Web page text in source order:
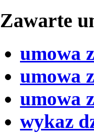
Zawarte
umowa
umowa
umowa
wykaz